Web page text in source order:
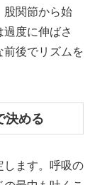
股関節から始
度に伸ばさ
前後でリズムを
決める
します。呼吸の